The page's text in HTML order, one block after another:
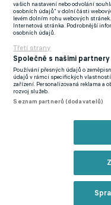
na Livesportu
Podmínky užití
Zásady ochrany osobních údajů
vašich nastavení nebo odvolání
osobních údajů“ v dolní části
levém dolním rohu webových
Internetová stránka. Podrobnější
osobních údajů.
Třetí strany
Společně s našimi
Používání přesných údajů o
údajů v rámci specifických
zařízení. Personalizovaná reklama a
rozvoj služeb.
Seznam partnerů (dodavatelů)